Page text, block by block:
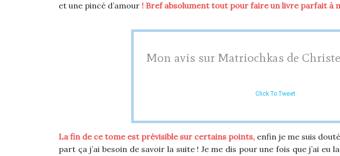
et une pincé d’amour ! Bref absolument tout pour faire un livre parfait à
Mon avis sur Matriochkas de
Click To Tweet
La fin de ce tome est prévisible sur certains points, enfin je me suis
part ça j’ai besoin de savoir la suite ! Je me dis pour une fois que j’ai eu